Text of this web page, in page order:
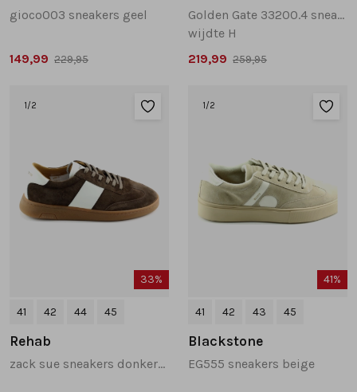
gioco003 sneakers geel
149,99 229,95
Golden Gate 33200.4 sneakers grijs
wijdte H
219,99 259,95
1 /2
33%
41 42 44 45
Rehab
zack sue sneakers donkerbruin
1 /2
41%
41 42 43 45
Blackstone
EG555 sneakers beige